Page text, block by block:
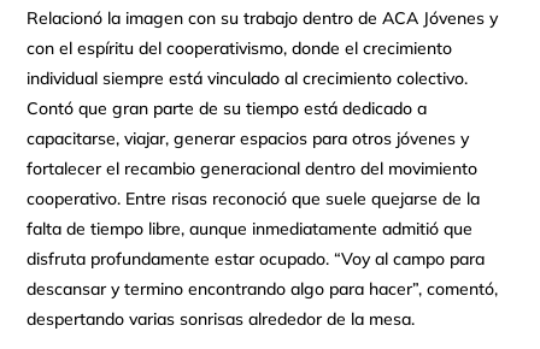
Relacionó la imagen con su trabajo dentro de ACA Jóvenes y
con el espíritu del cooperativismo, donde el crecimiento
individual siempre está vinculado al crecimiento colectivo.
Contó que gran parte de su tiempo está dedicado a
capacitarse, viajar, generar espacios para otros jóvenes y
fortalecer el recambio generacional dentro del movimiento
cooperativo. Entre risas reconoció que suele quejarse de la
falta de tiempo libre, aunque inmediatamente admitió que
disfruta profundamente estar ocupado. “Voy al campo para
descansar y termino encontrando algo para hacer”, comentó,
despertando varias sonrisas alrededor de la mesa.